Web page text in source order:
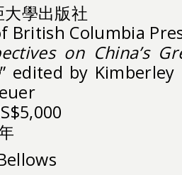
學出版社
British Columbia
on China’s
” edited by